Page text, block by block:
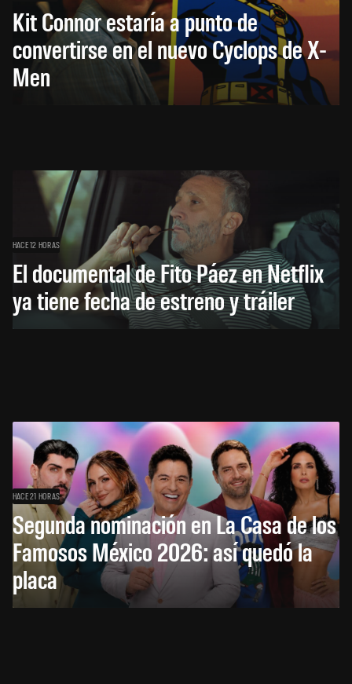
Kit Connor estaría a punto de
convertirse en el nuevo Cyclops de X-
Men
HACE 12 HORAS
El documental de Fito Páez en Netflix
ya tiene fecha de estreno y tráiler
HACE 21 HORAS
Segunda nominación en La Casa de los
Famosos México 2026: así quedó la
placa